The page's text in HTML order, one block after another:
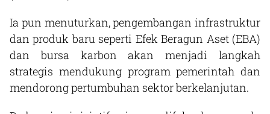
Ia pun menuturkan, pengembangan infrastruktur
dan produk baru seperti Efek Beragun Aset (EBA)
dan bursa karbon akan menjadi langkah
strategis mendukung program pemerintah dan
mendorong pertumbuhan sektor berkelanjutan.